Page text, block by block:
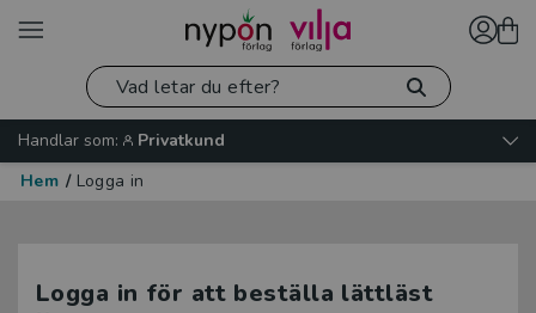
Handlar som:
Privatkund
Hem / Logga in
Logga in för att beställa lättläst